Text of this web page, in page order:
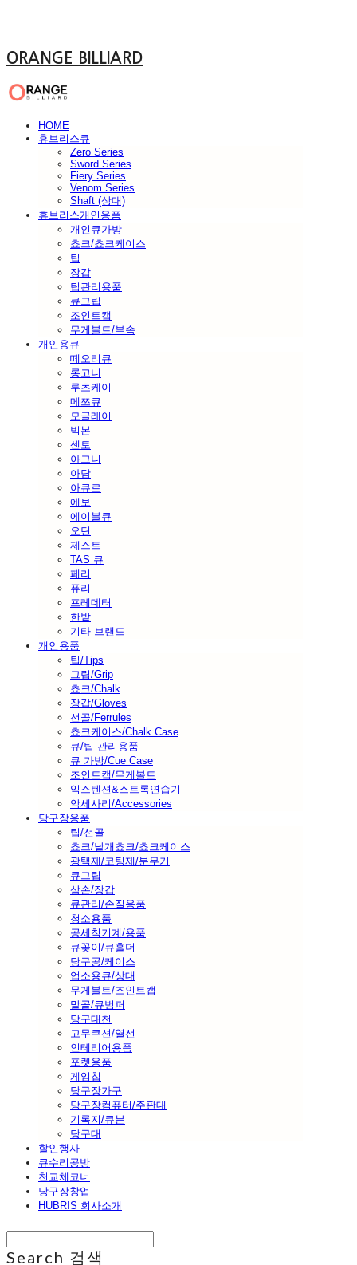
ORANGE BILLIARD
HOME
휴브리스큐
Zero Series
Sword Series
Fiery Series
Venom Series
Shaft (상대)
휴브리스개인용품
개인큐가방
쵸크/쵸크케이스
팁
장갑
팁관리용품
큐그립
조인트캡
무게볼트/부속
개인용큐
떼오리큐
롱고니
루츠케이
메쯔큐
모글레이
빅본
센토
아그니
아담
아큐로
에보
에이블큐
오딘
제스트
TAS 큐
페리
퓨리
프레데터
한밭
기타 브랜드
개인용품
팁/Tips
그립/Grip
쵸크/Chalk
장갑/Gloves
선골/Ferrules
쵸크케이스/Chalk Case
큐/팁 관리용품
큐 가방/Cue Case
조인트캡/무게볼트
익스텐션&스트록연습기
악세사리/Accessories
당구장용품
팁/선골
쵸크/낱개쵸크/쵸크케이스
광택제/코팅제/분무기
큐그립
삼손/장갑
큐관리/손질용품
청소용품
공세척기계/용품
큐꽂이/큐홀더
당구공/케이스
업소용큐/상대
무게볼트/조인트캡
말골/큐범퍼
당구대천
고무쿠션/열선
인테리어용품
포켓용품
게임칩
당구장가구
당구장컴퓨터/주판대
기록지/큐분
당구대
할인행사
큐수리공방
천교체코너
당구장창업
HUBRIS 회사소개
Search 검색